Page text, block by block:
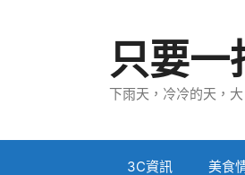
只要一
下雨天，冷冷的天，
3C資訊 美食